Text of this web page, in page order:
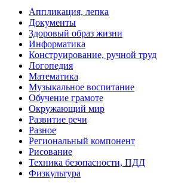
Аппликация, лепка
Документы
Здоровый образ жизни
Информатика
Конструирование, ручной труд
Логопедия
Математика
Музыкальное воспитание
Обучение грамоте
Окружающий мир
Развитие речи
Разное
Региональный компонент
Рисование
Техника безопасности, ПДД
Физкультура